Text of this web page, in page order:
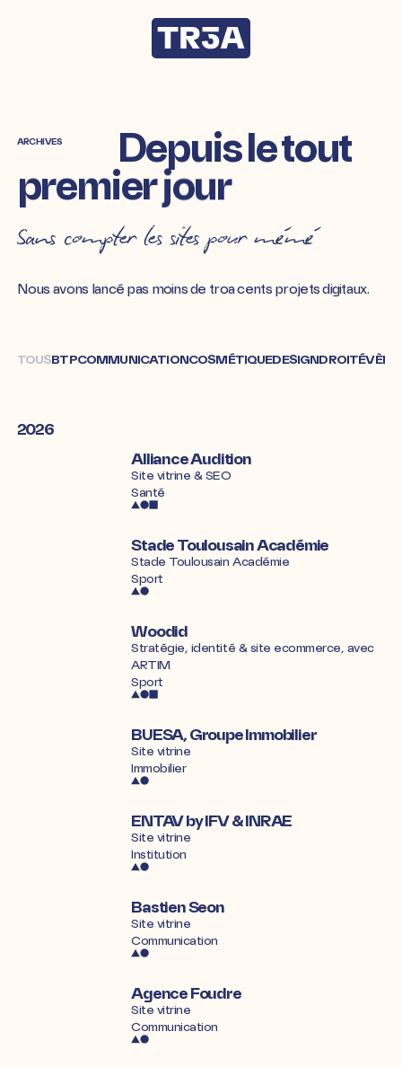
ARCHIVES Depuisletout
premierjour
Sans compter les sites pour mémé
Nous avons lancé pas moins de troa cents projets digitaux.
TOUSBTPCOMMUNICATIONCOSMÉTIQUEDESIGNDROIT
2026
Alliance Audition
Site vitrine & SEO
Santé
Stade Toulousain Académie
Stade Toulousain Académie
Sport
Woodid
Stratégie, identité & site ecommerce, avec
ARTIM
Sport
BUESA, Groupe Immobilier
Site vitrine
Immobilier
ENTAV by IFV & INRAE
Site vitrine
Institution
Bastien Seon
Site vitrine
Communication
Agence Foudre
Site vitrine
Communication